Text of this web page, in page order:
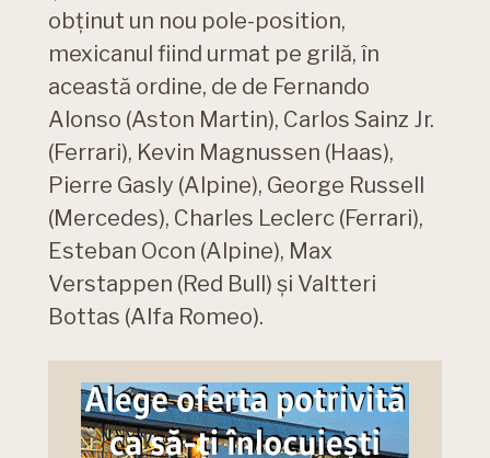
obținut un nou pole-position,
mexicanul fiind urmat pe grilă, în
această ordine, de de Fernando
Alonso (Aston Martin), Carlos Sainz Jr.
(Ferrari), Kevin Magnussen (Haas),
Pierre Gasly (Alpine), George Russell
(Mercedes), Charles Leclerc (Ferrari),
Esteban Ocon (Alpine), Max
Verstappen (Red Bull) și Valtteri
Bottas (Alfa Romeo).